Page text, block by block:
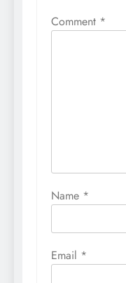
Comment *
Name *
Email *